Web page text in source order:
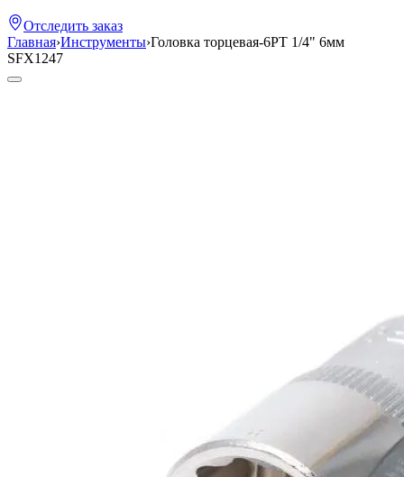
Отследить заказ
Главная›Инструменты›Головка торцевая-6PT 1/4" 6мм
SFX1247